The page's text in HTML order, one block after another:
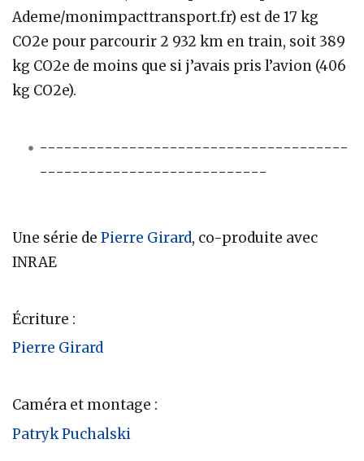
Ademe/monimpacttransport.fr) est de 17 kg
CO2e pour parcourir 2 932 km en train, soit 389
kg CO2e de moins que si j’avais pris l’avion (406
kg CO2e).
--------------------------------------
----------------------------
Une série de Pierre Girard, co-produite avec
INRAE
Écriture :
Pierre Girard
Caméra et montage :
Patryk Puchalski